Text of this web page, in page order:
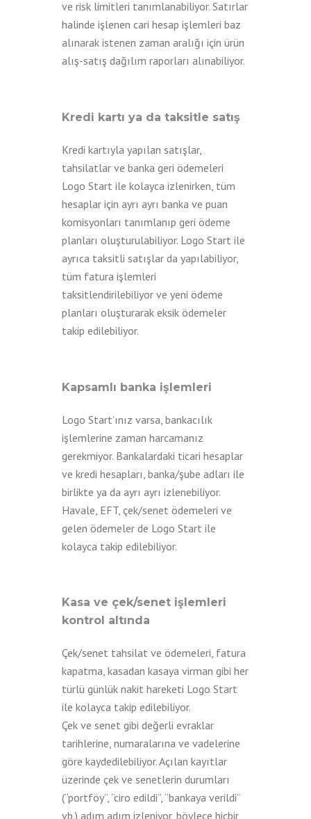
ve risk limitleri tanımlanabiliyor. Satırlar
halinde işlenen cari hesap işlemleri baz
alınarak istenen zaman aralığı için ürün
alış-satış dağılım raporları alınabiliyor.
Kredi kartı ya da taksitle satış
Kredi kartıyla yapılan satışlar,
tahsilatlar ve banka geri ödemeleri
Logo Start ile kolayca izlenirken, tüm
hesaplar için ayrı ayrı banka ve puan
komisyonları tanımlanıp geri ödeme
planları oluşturulabiliyor. Logo Start ile
ayrıca taksitli satışlar da yapılabiliyor,
tüm fatura işlemleri
taksitlendirilebiliyor ve yeni ödeme
planları oluşturarak eksik ödemeler
takip edilebiliyor.
Kapsamlı banka işlemleri
Logo Start’ınız varsa, bankacılık
işlemlerine zaman harcamanız
gerekmiyor. Bankalardaki ticari hesaplar
ve kredi hesapları, banka/şube adları ile
birlikte ya da ayrı ayrı izlenebiliyor.
Havale, EFT, çek/senet ödemeleri ve
gelen ödemeler de Logo Start ile
kolayca takip edilebiliyor.
Kasa ve çek/senet işlemleri
kontrol altında
Çek/senet tahsilat ve ödemeleri, fatura
kapatma, kasadan kasaya virman gibi her
türlü günlük nakit hareketi Logo Start
ile kolayca takip edilebiliyor.
Çek ve senet gibi değerli evraklar
tarihlerine, numaralarına ve vadelerine
göre kaydedilebiliyor. Açılan kayıtlar
üzerinde çek ve senetlerin durumları
(“portföy”, “ciro edildi”, “bankaya verildi”
vb.) adım adım izleniyor, böylece hiçbir